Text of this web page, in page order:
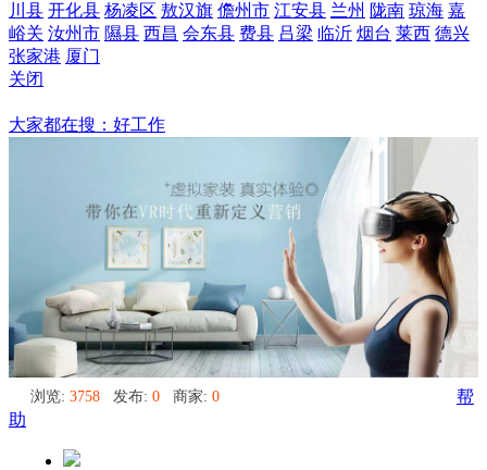
川县 开化县 杨凌区 敖汉旗 儋州市 江安县 兰州 陇南 琼海 嘉
峪关 汝州市 隰县 西昌 会东县 费县 吕梁 临沂 烟台 莱西 德兴
张家港 厦门
关闭
大家都在搜：好工作
浏览: 3758 发布: 0 商家: 0
帮
助